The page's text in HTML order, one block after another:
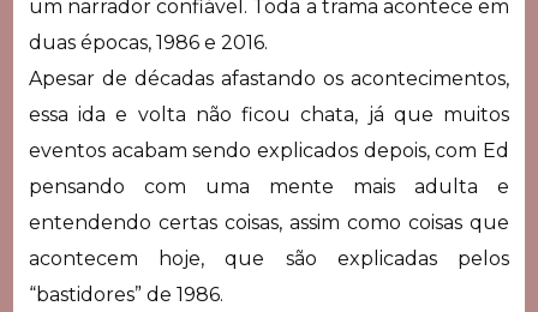
um narrador confiável. Toda a trama acontece em
duas épocas, 1986 e 2016.
Apesar de décadas afastando os acontecimentos,
essa ida e volta não ficou chata, já que muitos
eventos acabam sendo explicados depois, com Ed
pensando com uma mente mais adulta e
entendendo certas coisas, assim como coisas que
acontecem hoje, que são explicadas pelos
“bastidores” de 1986.